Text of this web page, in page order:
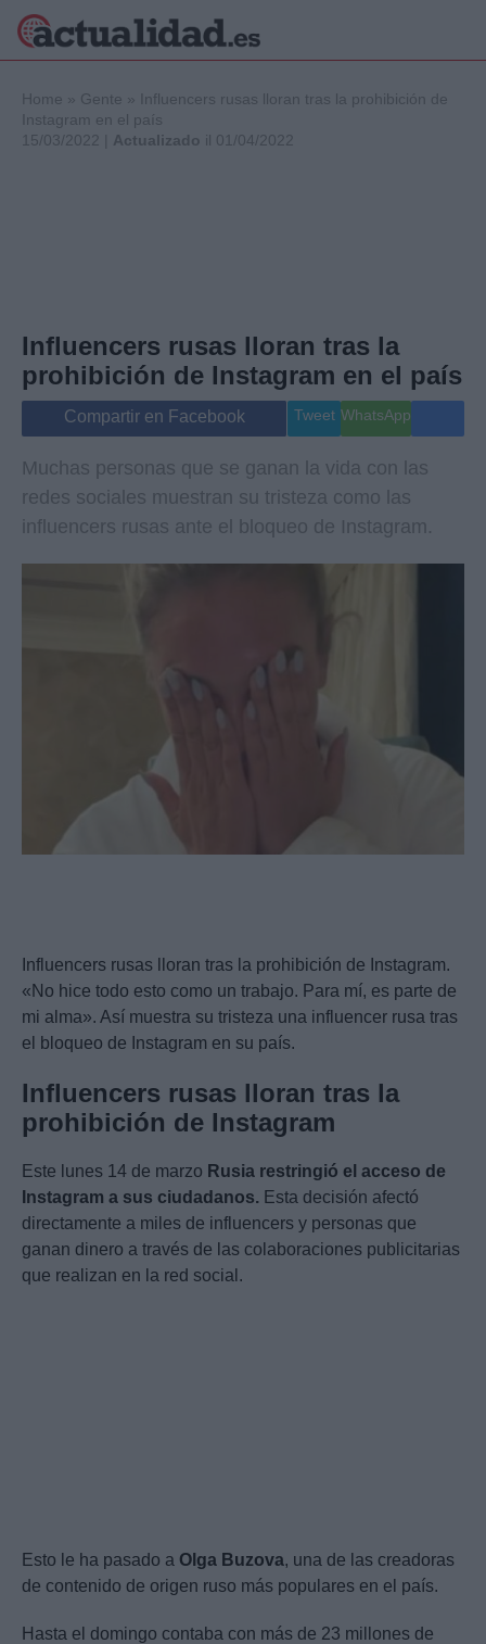
Internacional
Viajes
Gente
Musica
Home » Gente »
Influencers rusas lloran tras la prohibición de
Instagram en el país
15/03/2022 | Actualizado il 01/04/2022
Influencers rusas lloran tras la
prohibición de Instagram en el país
Compartir en Facebook Tweet WhatsApp
Muchas personas que se ganan la vida con las
redes sociales muestran su tristeza como las
influencers rusas ante el bloqueo de Instagram.
Influencers rusas lloran tras la prohibición de Instagram.
«No hice todo esto como un trabajo. Para mí, es parte de
mi alma». Así muestra su tristeza una influencer rusa tras
el bloqueo de Instagram en su país.
Influencers rusas lloran tras la
prohibición de Instagram
Este lunes 14 de marzo Rusia restringió el acceso de
Instagram a sus ciudadanos. Esta decisión afectó
directamente a miles de influencers y personas que
ganan dinero a través de las colaboraciones publicitarias
que realizan en la red social.
Esto le ha pasado a Olga Buzova, una de las creadoras
de contenido de origen ruso más populares en el país.
Hasta el domingo contaba con más de 23 millones de